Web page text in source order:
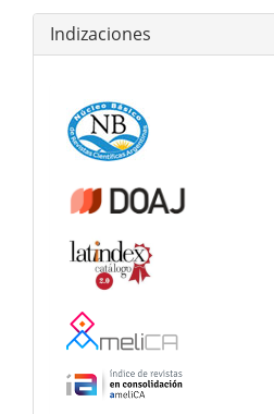
Indizaciones